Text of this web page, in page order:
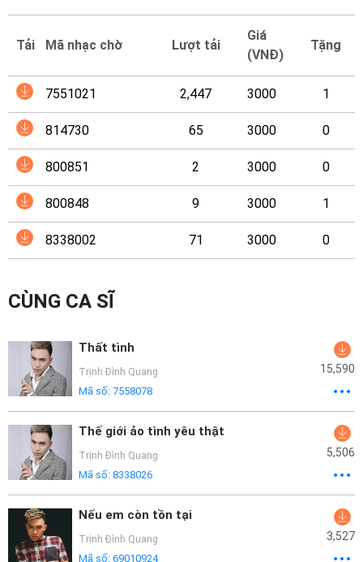
Dẫn
Funring
Doanh
Nghiệp
Tải Mã nhạc chờ Lượt tải
Giá
(VNĐ)
Tặng
7551021 2,447 3000 1
814730 65 3000 0
800851 2 3000 0
800848 9 3000 1
8338002 71 3000 0
CÙNG CA SĨ
Thất tình
Trịnh Đình Quang
Mã số: 7558078
15,590
Thế giới ảo tình yêu thật
Trịnh Đình Quang
Mã số: 8338026
5,506
Nếu em còn tồn tại
Trịnh Đình Quang
Mã số: 69010924
3,527